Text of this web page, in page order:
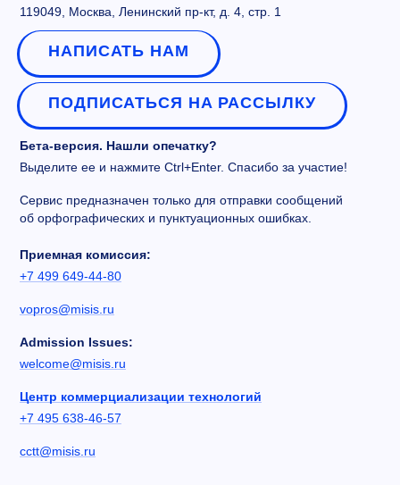
119049, Москва, Ленинский пр-кт, д. 4, стр. 1
НАПИСАТЬ НАМ
ПОДПИСАТЬСЯ НА РАССЫЛКУ
Бета-версия. Нашли опечатку?
Выделите ее и нажмите Ctrl+Enter. Спасибо за участие!
Сервис предназначен только для отправки сообщений
об орфографических и пунктуационных ошибках.
Приемная комиссия:
+7 499 649-44-80
vopros@misis.ru
Admission Issues:
welcome@misis.ru
Центр коммерциализации технологий
+7 495 638-46-57
cctt@misis.ru